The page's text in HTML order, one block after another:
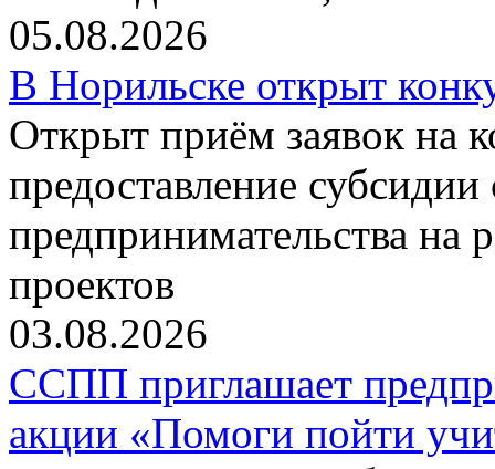
05.08.2026
В Норильске открыт
Открыт приём заявок на
предоставление
предпринимательства на
проектов
03.08.2026
ССПП приглашает
акции «Помоги пойти